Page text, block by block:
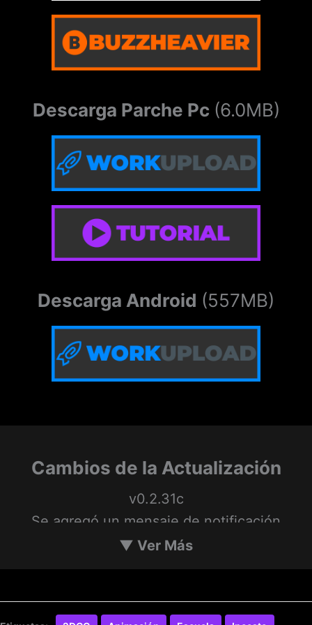
blondiecutie + 10 LP with Leni
wifematerial + 10 LP with Lori
childhoodcrush + 10 LP with Ronnie Anne
Descarga Parche Pc (6.0MB)
Descarga Android (557MB)
Cambios de la Actualización
v0.2.31c
Se agregó un mensaje de notificación
«Comprobación fallida/aprobada» al
Se agregó una notificación cada vez que se
▼ Ver Más